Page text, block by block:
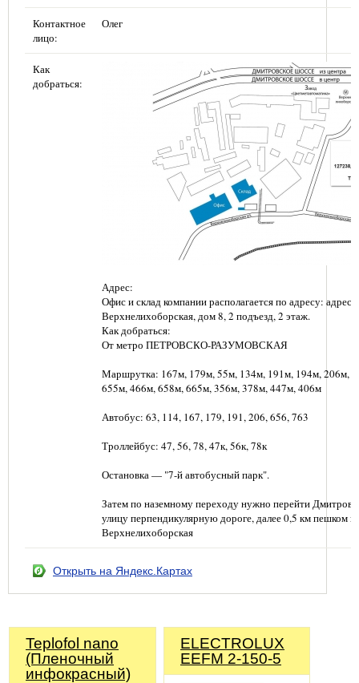
Контактное
лицо:
Олег
Как
добраться:
Адрес:
Офис и склад компании располагается по адресу: адрес:
Верхнелихоборская, дом 8, 2 подъезд, 2 этаж.
Как добраться:
От метро ПЕТРОВСКО-РАЗУМОВСКАЯ
Маршрутка: 167м, 179м, 55м, 134м, 191м, 194м, 206м,
655м, 466м, 658м, 665м, 356м, 378м, 447м, 406м
Автобус: 63, 114, 167, 179, 191, 206, 656, 763
Троллейбус: 47, 56, 78, 47к, 56к, 78к
Остановка — "7-й автобусный парк".
Затем по наземному переходу нужно перейти
улицу перпендикулярную дороге, далее 0,5 км пешком
Верхнелихоборская
Открыть на Яндекс.Картах
Teplofol nano
(Пленочный
инфокрасный)
ELECTROLUX
EEFM 2-150-5